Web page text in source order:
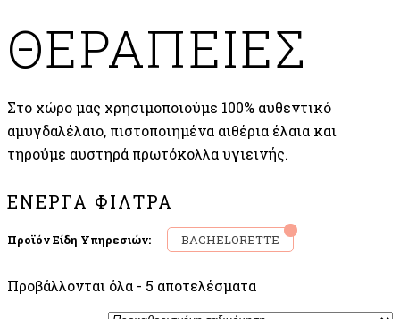
ΘΕΡΑΠΕΙΕΣ
Στο χώρο μας χρησιμοποιούμε 100% αυθεντικό
αμυγδαλέλαιο, πιστοποιημένα αιθέρια έλαια και
τηρούμε αυστηρά πρωτόκολλα υγιεινής.
ΕΝΕΡΓΆ ΦΊΛΤΡΑ
Προϊόν Είδη Υπηρεσιών: BACHELORETTE
Προβάλλονται όλα - 5 αποτελέσματα